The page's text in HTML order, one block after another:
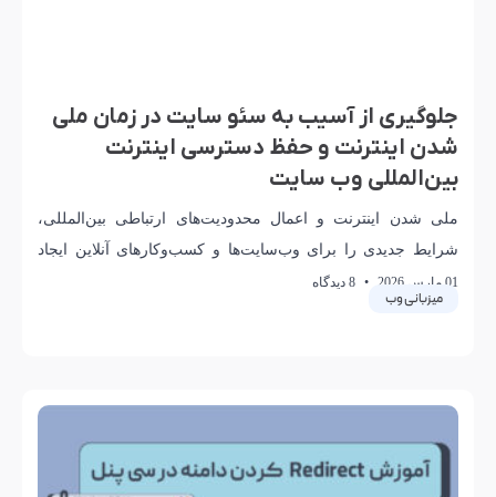
میزبانی وب
جلوگیری از آسیب به سئو سایت در زمان ملی
شدن اینترنت و حفظ دسترسی اینترنت
بین‌المللی وب سایت
ملی شدن اینترنت و اعمال محدودیت‌های ارتباطی بین‌المللی،
شرایط جدیدی را برای وب‌سایت‌ها و کسب‌وکارهای آنلاین ایجاد
کرده است. در چنین وضعیتی، حفظ دسترسی هم‌زمان
01 مارس 2026